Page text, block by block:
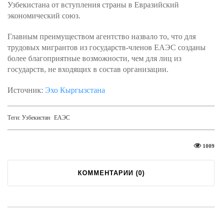
Узбекистана от вступления страны в Евразийский
экономический союз.
Главным преимуществом агентство назвало то, что для
трудовых мигрантов из государств-членов ЕАЭС созданы
более благоприятные возможности, чем для лиц из
государств, не входящих в состав организации.
Источник: Эхо Кыргызстана
Теги: Узбекистан ЕАЭС
1009
КОММЕНТАРИИ (0)